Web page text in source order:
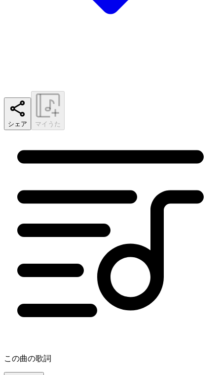
シェア マイうた
この曲の歌詞